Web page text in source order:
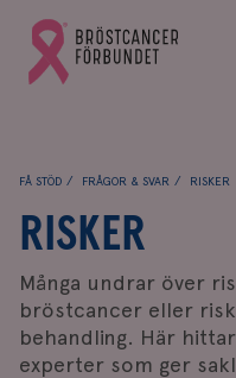
Gå
till
Bröstcancerförbundets
FÅ STÖD FRÅGOR & SVAR RISKER
RISKER
Många undrar över
bröstcancer eller
behandling. Här
experter som ger